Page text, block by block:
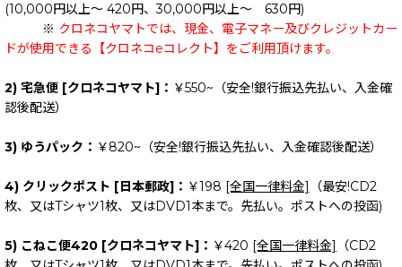
(10,000円以上～ 420円、30,000円以上～ 630円)
※ クロネコヤマトでは、現金、電子マネー及びクレジットカー
ドが使用できる【クロネコeコレクト】をご利用頂けます。
2) 宅急便 [クロネコヤマト]： ￥550~（安全!銀行振込先払い、入金確
認後配送）
3) ゆうパック： ￥820~（安全!銀行振込先払い、入金確認後配送）
4) クリックポスト [日本郵政]： ￥198 [全国一律料金]
（最安!CD2
枚、又はTシャツ1枚、又はDVD1本まで。先払い。ポストへの投函)
5) こねこ便420 [クロネコヤマト]： ￥420 [全国一律料金]
（CD2